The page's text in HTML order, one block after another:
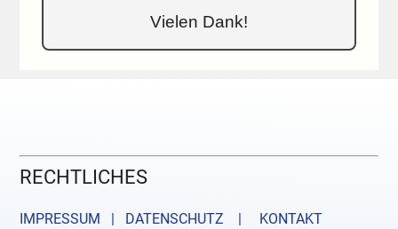
Vielen Dank!
RECHTLICHES
IMPRESSUM | DATENSCHUTZ |
KONTAKT